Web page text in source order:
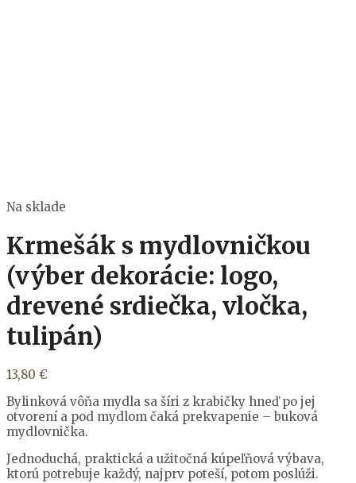
Na sklade
Krmešák s mydlovničkou
(výber dekorácie: logo,
drevené srdiečka, vločka,
tulipán)
13,80 €
Bylinková vôňa mydla sa šíri z krabičky hneď po jej
otvorení a pod mydlom čaká prekvapenie – buková
mydlovnička.
Jednoduchá, praktická a užitočná kúpeľňová výbava,
ktorú potrebuje každý, najprv poteší, potom poslúži.